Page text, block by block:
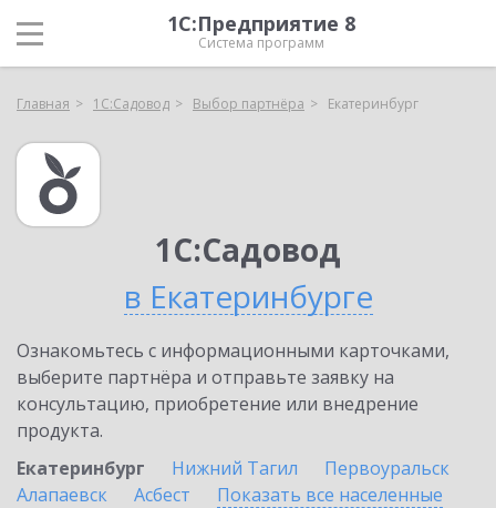
1С:Предприятие 8
Система программ
Главная 1С:Садовод Выбор партнёра Екатеринбург
1С:Садовод
в Екатеринбурге
Ознакомьтесь с информационными карточками,
выберите партнёра и отправьте заявку на
консультацию, приобретение или внедрение
продукта.
Екатеринбург
Нижний Тагил
Первоуральск
Алапаевск
Асбест
Показать все населенные